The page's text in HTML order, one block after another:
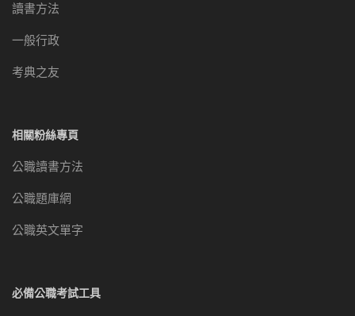
讀書方法
一般行政
考典之友
相關粉絲專頁
公職讀書方法
公職題庫網
公職英文單字
必備公職考試工具